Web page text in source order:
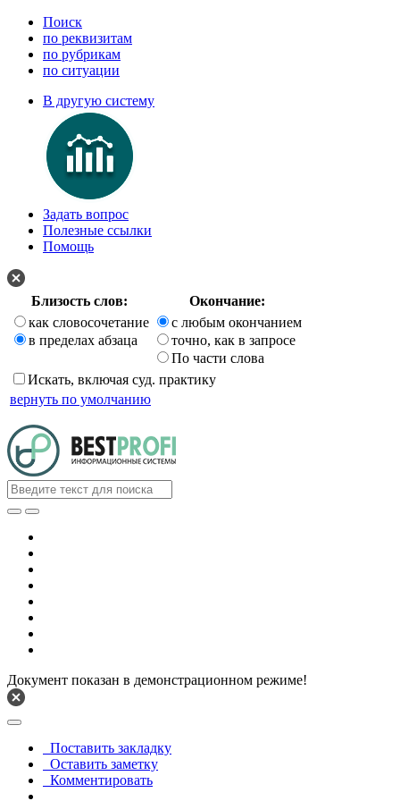
Поиск
по реквизитам
по рубрикам
по ситуации
В другую систему
Задать вопрос
Полезные ссылки
Помощь
Близость слов:
Окончание:
как словосочетание
в пределах абзаца
с любым окончанием
точно, как в запросе
По части слова
Искать, включая суд. практику
вернуть по умолчанию
Документ показан в демонстрационном режиме!
Поставить закладку
Оставить заметку
Комментировать